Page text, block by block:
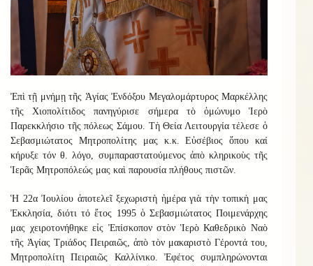
Ἐπὶ τῇ μνήμῃ τῆς Ἁγίας Ἐνδόξου Μεγαλομάρτυρος Μαρκέλλης
τῆς Χιοπολίτιδος πανηγύρισε σήμερα τὸ ὁμώνυμο Ἱερὸ
Παρεκκλήσιο τῆς πόλεως Σάμου. Τὴ Θεία Λειτουργία τέλεσε ὁ
Σεβασμιώτατος Μητροπολίτης μας κ.κ. Εὐσέβιος ὅπου καί
κήρυξε τόν θ. λόγο, συμπαραστατούμενος ἀπὸ κληρικοὺς τῆς
Ἱερᾶς Μητροπόλεώς μας καὶ παρουσία πλήθους πιστῶν.
Ἡ 22α Ἰουλίου ἀποτελεῖ ξεχωριστὴ ἡμέρα γιὰ τὴν τοπικὴ μας
Ἐκκλησία, διότι τό ἔτος 1995 ὁ Σεβασμιώτατος Ποιμενάρχης
μας χειροτονήθηκε εἰς Ἐπίσκοπον στὸν Ἱερὸ Καθεδρικὸ Ναὸ
τῆς Ἁγίας Τριάδος Πειραιῶς, ἀπὸ τὸν μακαριστὸ Γέροντά του,
Μητροπολίτη Πειραιῶς Καλλίνικο. Ἐφέτος συμπληρώνονται